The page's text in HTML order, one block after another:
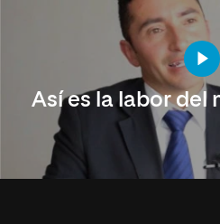
Así es la labor del